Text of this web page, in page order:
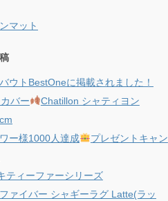
マット
ウトBestOneに掲載されました！
バー
Chatillon シャティヨン
ー様1000人達成
プレゼントキャン
ティーファーシリーズ
ァイバー シャギーラグ Latte(ラッ